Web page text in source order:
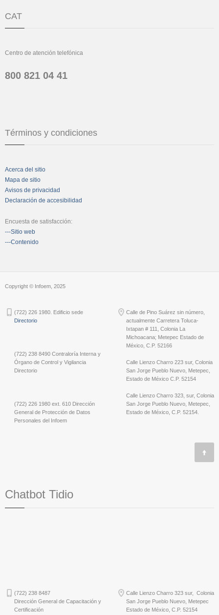
CAT
Centro de atención telefónica
800 821 04 41
Términos y condiciones
Acerca del sitio
Mapa de sitio
Avisos de privacidad
Declaración de accesibilidad
Encuesta de satisfacción:
---Sitio web
---Contenido
Copyright © Infoem, 2025
(722) 226 1980. Edificio sede
Directorio
(722) 238 8490 Contraloría Interna y
Órgano de Control y Vigilancia
Directorio
(722) 226 1980 ext. 610 Dirección
General de Protección de Datos
Personales del Infoem
Calle de Pino Suárez sin número,
actualmente Carretera Toluca-
Ixtapan # 111, Colonia La
Michoacana; Metepec Estado de
México, C.P. 52166
Calle Lienzo Charro 223 sur, Colonia
San Jorge Pueblo Nuevo, Metepec,
Estado de México C.P. 52154
Calle Lienzo Charro 323, sur, Colonia
San Jorge Pueblo Nuevo, Metepec,
Estado de México, C.P. 52154.
Chatbot Tidio
(722) 238 8487
Dirección General de Capacitación y
Certificación
Calle Lienzo Charro 323 sur, Colonia
San Jorge Pueblo Nuevo, Metepec
Estado de México, C.P. 52154